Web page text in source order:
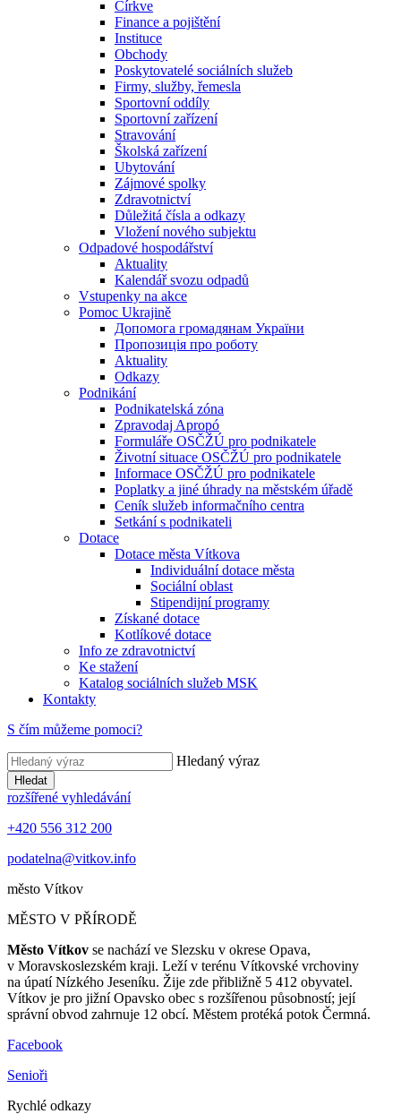
Církve
Finance a pojištění
Instituce
Obchody
Poskytovatelé sociálních služeb
Firmy, služby, řemesla
Sportovní oddíly
Sportovní zařízení
Stravování
Školská zařízení
Ubytování
Zájmové spolky
Zdravotnictví
Důležitá čísla a odkazy
Vložení nového subjektu
Odpadové hospodářství
Aktuality
Kalendář svozu odpadů
Vstupenky na akce
Pomoc Ukrajině
Допомога громадянам України
Пропозиція про роботу
Aktuality
Odkazy
Podnikání
Podnikatelská zóna
Zpravodaj Apropó
Formuláře OSČŽÚ pro podnikatele
Životní situace OSČŽÚ pro podnikatele
Informace OSČŽÚ pro podnikatele
Poplatky a jiné úhrady na městském úřadě
Ceník služeb informačního centra
Setkání s podnikateli
Dotace
Dotace města Vítkova
Individuální dotace města
Sociální oblast
Stipendijní programy
Získané dotace
Kotlíkové dotace
Info ze zdravotnictví
Ke stažení
Katalog sociálních služeb MSK
Kontakty
S čím můžeme pomoci?
Hledaný výraz
Hledat
rozšířené vyhledávání
+420 556 312 200
podatelna@vitkov.info
město Vítkov
MĚSTO V PŘÍRODĚ
Město Vítkov se nachází ve Slezsku v okrese Opava,
v Moravskoslezském kraji. Leží v terénu Vítkovské vrchoviny
na úpatí Nízkého Jeseníku. Žije zde přibližně 5 412 obyvatel.
Vítkov je pro jižní Opavsko obec s rozšířenou působností; její
správní obvod zahrnuje 12 obcí. Městem protéká potok Čermná.
Facebook
Senioři
Rychlé odkazy